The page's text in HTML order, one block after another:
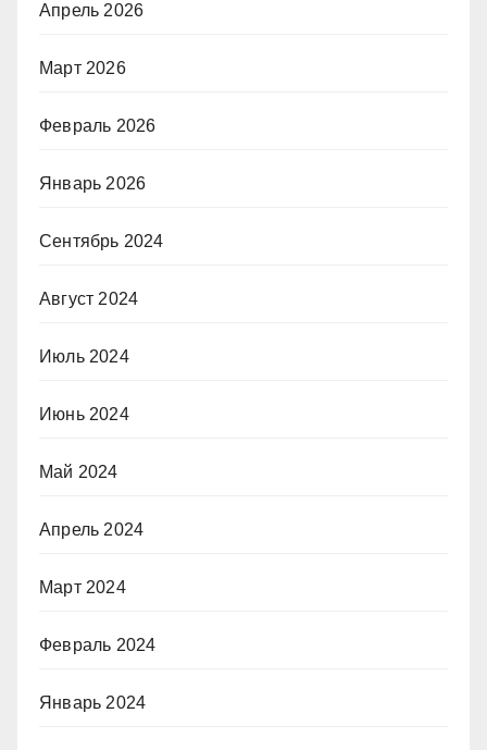
Апрель 2026
Март 2026
Февраль 2026
Январь 2026
Сентябрь 2024
Август 2024
Июль 2024
Июнь 2024
Май 2024
Апрель 2024
Март 2024
Февраль 2024
Январь 2024